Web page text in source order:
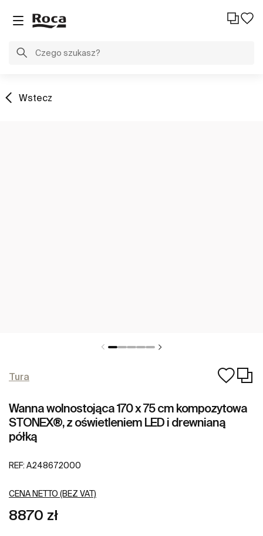
Wstecz
Tura
Wanna wolnostojąca 170 x 75 cm kompozytowa
STONEX®, z oświetleniem LED i drewnianą
półką
REF: A248672000
CENA NETTO (BEZ VAT)
8870 zł